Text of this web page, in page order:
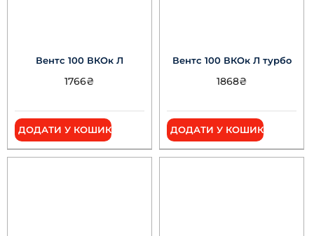
Вентс 100 ВКОк Л
1766₴
ДОДАТИ У КОШИК
Вентс 100 ВКОк Л турбо
1868₴
ДОДАТИ У КОШИК